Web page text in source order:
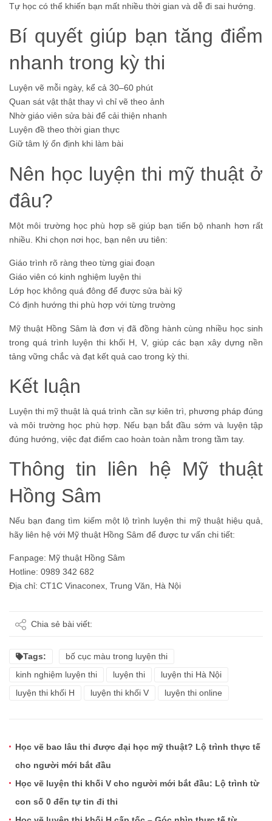
Tự học có thể khiến bạn mất nhiều thời gian và dễ đi sai hướng.
Bí quyết giúp bạn tăng điểm
nhanh trong kỳ thi
Luyện vẽ mỗi ngày, kể cả 30–60 phút
Quan sát vật thật thay vì chỉ vẽ theo ảnh
Nhờ giáo viên sửa bài để cải thiện nhanh
Luyện đề theo thời gian thực
Giữ tâm lý ổn định khi làm bài
Nên học luyện thi mỹ thuật ở
đâu?
Một môi trường học phù hợp sẽ giúp bạn tiến bộ nhanh hơn rất
nhiều. Khi chọn nơi học, bạn nên ưu tiên:
Giáo trình rõ ràng theo từng giai đoạn
Giáo viên có kinh nghiệm luyện thi
Lớp học không quá đông để được sửa bài kỹ
Có định hướng thi phù hợp với từng trường
Mỹ thuật Hồng Sâm là đơn vị đã đồng hành cùng nhiều học sinh
trong quá trình luyện thi khối H, V, giúp các bạn xây dựng nền
tảng vững chắc và đạt kết quả cao trong kỳ thi.
Kết luận
Luyện thi mỹ thuật là quá trình cần sự kiên trì, phương pháp đúng
và môi trường học phù hợp. Nếu bạn bắt đầu sớm và luyện tập
đúng hướng, việc đạt điểm cao hoàn toàn nằm trong tầm tay.
Thông tin liên hệ Mỹ thuật
Hồng Sâm
Nếu bạn đang tìm kiếm một lộ trình luyện thi mỹ thuật hiệu quả,
hãy liên hệ với Mỹ thuật Hồng Sâm để được tư vấn chi tiết:
Fanpage: Mỹ thuật Hồng Sâm
Hotline: 0989 342 682
Địa chỉ: CT1C Vinaconex, Trung Văn, Hà Nội
Chia sẻ bài viết:
Tags:
bố cục màu trong luyện thi
kinh nghiệm luyện thi
luyện thi
luyện thi Hà Nội
luyện thi khối H
luyện thi khối V luyện thi online
Học vẽ bao lâu thi được đại học mỹ thuật? Lộ trình thực tế
cho người mới bắt đầu
Học vẽ luyện thi khối V cho người mới bắt đầu: Lộ trình từ
con số 0 đến tự tin đi thi